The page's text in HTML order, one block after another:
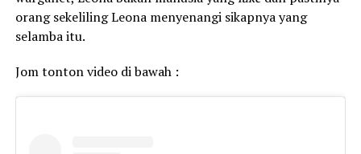
orang sekeliling Leona menyenangi sikapnya yang
selamba itu.
Jom tonton video di bawah :